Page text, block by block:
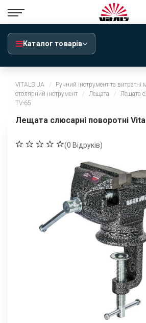
Каталог товарів
VITALS.UA Ручний інструмент та витратні
столярний інструмент
Лещата
Лещата
TV-65
Лещата слюсарні поворотні
(0 Відруків)